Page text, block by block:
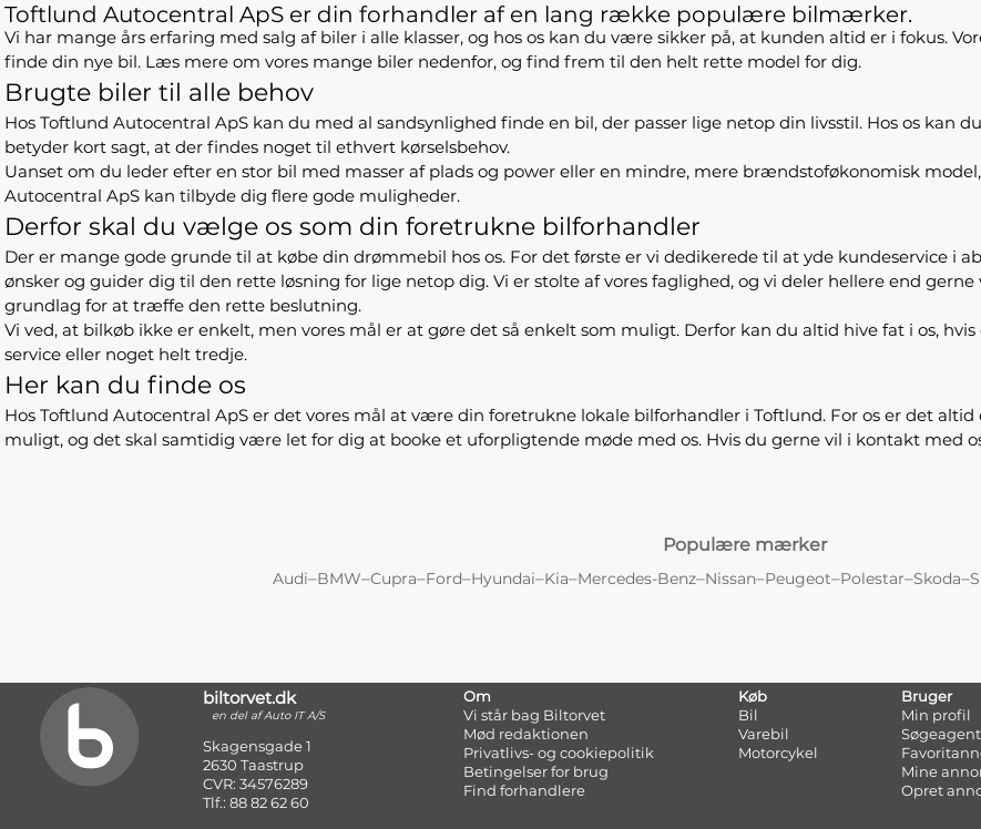
Toftlund Autocentral ApS er din forhandler af en lang række populære bilmærker.
Vi har mange års erfaring med salg af biler i alle klasser, og hos os kan du være sikker på, at kunden altid er i fokus.
finde din nye bil. Læs mere om vores mange biler nedenfor, og find frem til den helt rette model for dig.
Brugte biler til alle behov
Hos Toftlund Autocentral ApS kan du med al sandsynlighed finde en bil, der passer lige netop din livsstil. Hos os kan
betyder kort sagt, at der findes noget til ethvert kørselsbehov.
Uanset om du leder efter en stor bil med masser af plads og power eller en mindre, mere brændstoføkonomisk
Autocentral ApS kan tilbyde dig flere gode muligheder.
Derfor skal du vælge os som din foretrukne bilforhandler
Der er mange gode grunde til at købe din drømmebil hos os. For det første er vi dedikerede til at yde kundeservice i
ønsker og guider dig til den rette løsning for lige netop dig. Vi er stolte af vores faglighed, og vi deler hellere end
grundlag for at træffe den rette beslutning.
Vi ved, at bilkøb ikke er enkelt, men vores mål er at gøre det så enkelt som muligt. Derfor kan du altid hive fat i os,
service eller noget helt tredje.
Her kan du finde os
Hos Toftlund Autocentral ApS er det vores mål at være din foretrukne lokale bilforhandler i Toftlund. For os er det
muligt, og det skal samtidig være let for dig at booke et uforpligtende møde med os. Hvis du gerne vil i kontakt med
Populære mærker
Audi–BMW–Cupra–Ford–Hyundai–Kia–Mercedes-Benz–Nissan–Peugeot–Polestar–Skoda–
Om
Vi står bag Biltorvet
Mød redaktionen
Privatlivs- og cookiepolitik
Betingelser for brug
Find forhandlere
Køb
Bil
Varebil
Motorcykel
Bruger
Min profil
Mine
Opret
biltorvet.dk
en del af Auto IT A/S
Skagensgade 1
2630 Taastrup
CVR: 34576289
Tlf.: 88 82 62 60